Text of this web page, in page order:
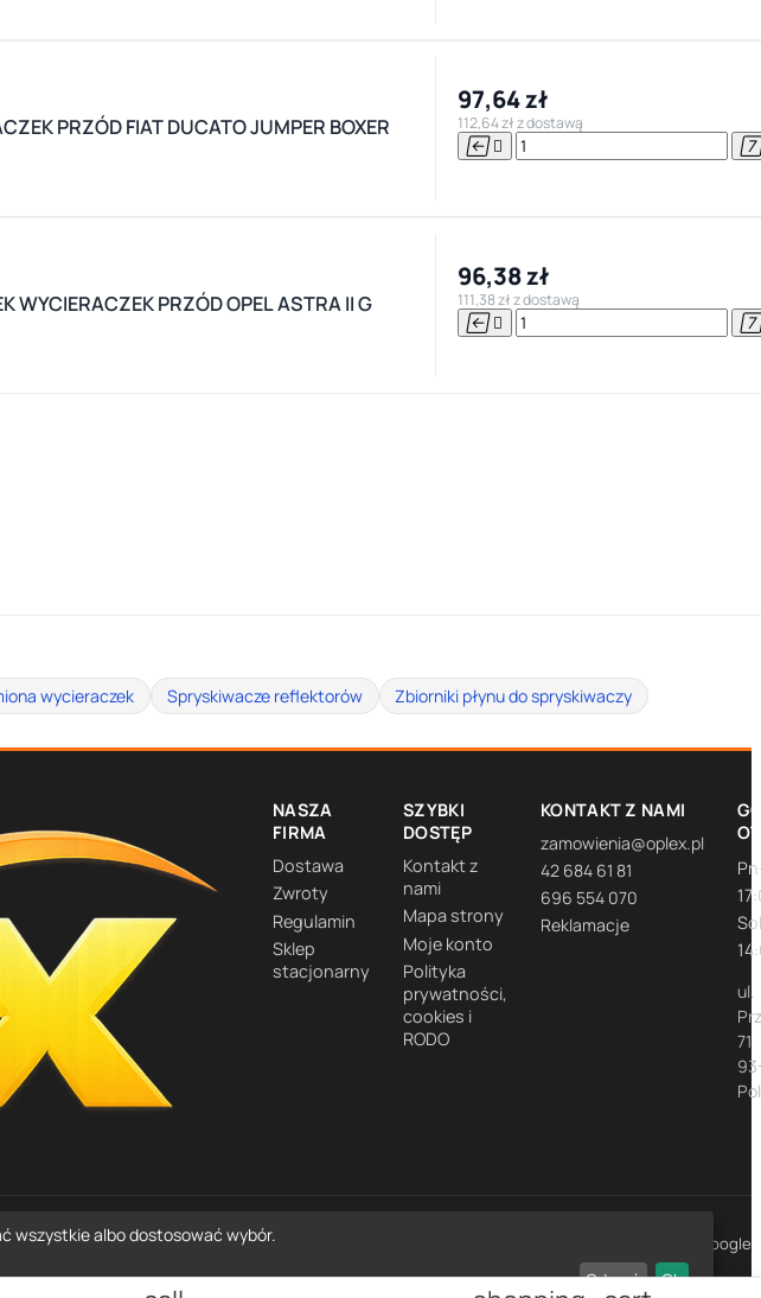
PRZÓD FIAT DUCATO JUMPER BOXER
97,64 zł
112,64 zł z dostawą
 
WYCIERACZEK PRZÓD OPEL ASTRA II G
96,38 zł
111,38 zł z dostawą
 
wycieraczek Spryskiwacze reflektorów Zbiorniki płynu do spryskiwaczy
NASZA
FIRMA
Dostawa
Zwroty
Regulamin
Sklep
stacjonarny
SZYBKI
DOSTĘP
Kontakt z
nami
Mapa strony
Moje konto
Polityka
prywatności,
cookies i
RODO
KONTAKT Z NAMI
zamowienia@oplex.pl
42 684 61 81
696 554 070
Reklamacje
ul.
71
· 1452 opinie Google
wszystkie albo dostosować wybór.
Odrzuć Ok